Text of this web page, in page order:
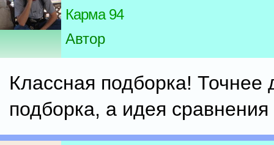
Карма 94
Автор
Классная подборка! Точнее
подборка, а идея сравнения